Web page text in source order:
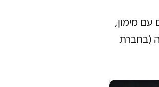
עם מימון,
(בחברת